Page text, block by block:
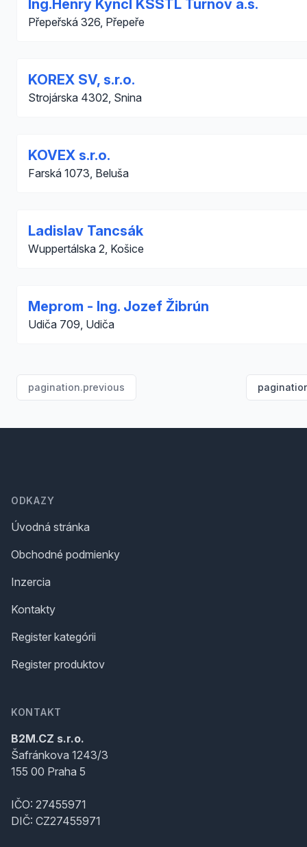
Ing.Henry Kyncl KSŠTL Turnov a.s.
Přepeřská 326, Přepeře
KOREX SV, s.r.o.
Strojárska 4302, Snina
KOVEX s.r.o.
Farská 1073, Beluša
Ladislav Tancsák
Wuppertálska 2, Košice
Meprom - Ing. Jozef Žibrún
Udiča 709, Udiča
pagination.previous
ODKAZY
Úvodná stránka
Obchodné podmienky
Inzercia
Kontakty
Register kategórii
Register produktov
KONTAKT
B2M.CZ s.r.o.
Šafránkova 1243/3
155 00 Praha 5
IČO: 27455971
DIČ: CZ27455971